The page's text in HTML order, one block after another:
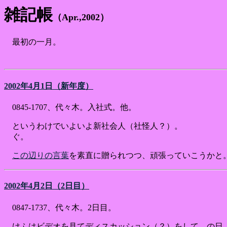
雑記帳 （Apr.,2002）
最初の一月。
2002年4月1日（新年度）
0845-1707、代々木。入社式。他。
というわけでいよいよ新社会人（社怪人？）。
ぐ。
この辺りの言葉を素直に贈られつつ、頑張っていこうかと
2002年4月2日（2日目）
0847-1737、代々木。2日目。